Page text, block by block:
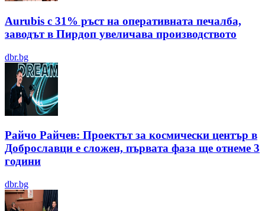
Aurubis с 31% ръст на оперативната печалба,
заводът в Пирдоп увеличава производството
dbr.bg
Райчо Райчев: Проектът за космически център в
Доброславци е сложен, първата фаза ще отнеме 3
години
dbr.bg